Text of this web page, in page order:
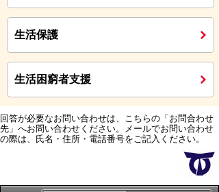
生活保護
生活困窮者支援
回答が必要なお問い合わせは、こちらの「お問合わせ
先」へお問い合わせください。メールでお問い合わせ
の際は、氏名・住所・電話番号をご記入ください。